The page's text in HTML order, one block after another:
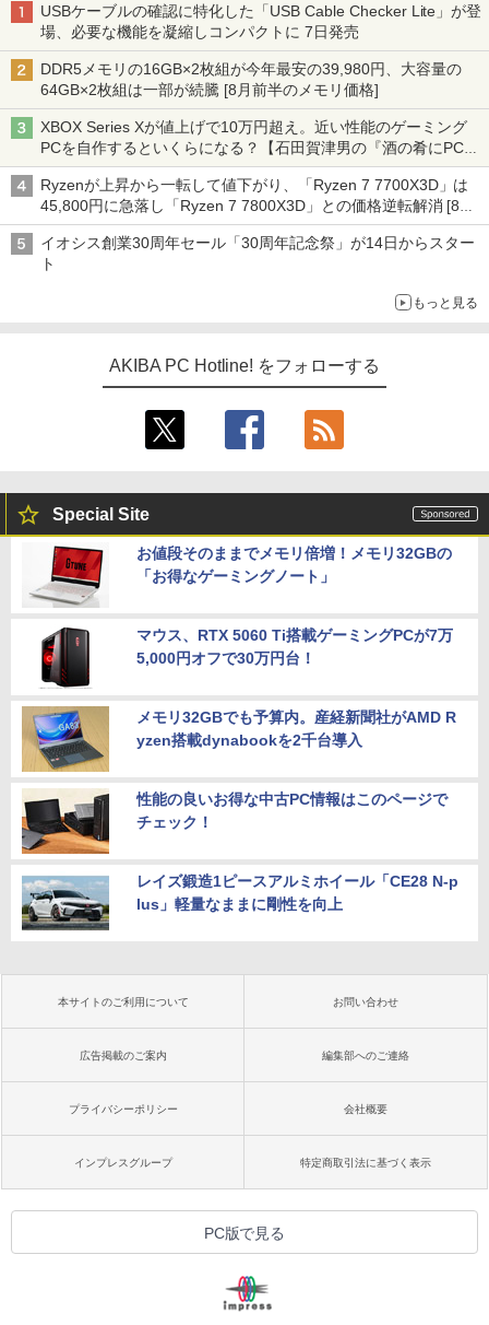
USBケーブルの確認に特化した「USB Cable Checker Lite」が登
場、必要な機能を凝縮しコンパクトに 7日発売
DDR5メモリの16GB×2枚組が今年最安の39,980円、大容量の
64GB×2枚組は一部が続騰 [8月前半のメモリ価格]
XBOX Series Xが値上げで10万円超え。近い性能のゲーミング
PCを自作するといくらになる？【石田賀津男の『酒の肴にPCゲ
ーム』】
Ryzenが上昇から一転して値下がり、「Ryzen 7 7700X3D」は
45,800円に急落し「Ryzen 7 7800X3D」との価格逆転解消 [8月
前半のCPU価格]
イオシス創業30周年セール「30周年記念祭」が14日からスター
ト
もっと見る
AKIBA PC Hotline! をフォローする
Special Site
お値段そのままでメモリ倍増！メモリ32GBの
「お得なゲーミングノート」
マウス、RTX 5060 Ti搭載ゲーミングPCが7万
5,000円オフで30万円台！
メモリ32GBでも予算内。産経新聞社がAMD R
yzen搭載dynabookを2千台導入
性能の良いお得な中古PC情報はこのページで
チェック！
レイズ鍛造1ピースアルミホイール「CE28 N-p
lus」軽量なままに剛性を向上
本サイトのご利用について お問い合わせ
広告掲載のご案内 編集部へのご連絡
プライバシーポリシー 会社概要
インプレスグループ 特定商取引法に基づく表示
PC版で見る